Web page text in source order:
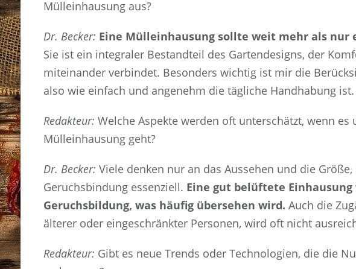
Mülleinhausung aus?
Dr. Becker: Eine Mülleinhausung sollte weit mehr als
Sie ist ein integraler Bestandteil des Gartendesigns, der
miteinander verbindet. Besonders wichtig ist mir die
also wie einfach und angenehm die tägliche Handhabung ist.
Redakteur: Welche Aspekte werden oft unterschätzt, wenn es
Mülleinhausung geht?
Dr. Becker: Viele denken nur an das Aussehen und die
Geruchsbindung essenziell. Eine gut belüftete
Geruchsbildung, was häufig übersehen wird. Auch die
älterer oder eingeschränkter Personen, wird oft nicht
Redakteur: Gibt es neue Trends oder Technologien, die die